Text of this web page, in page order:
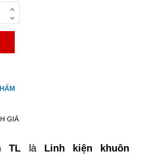
GIÁ
TL là Linh kiện khuôn